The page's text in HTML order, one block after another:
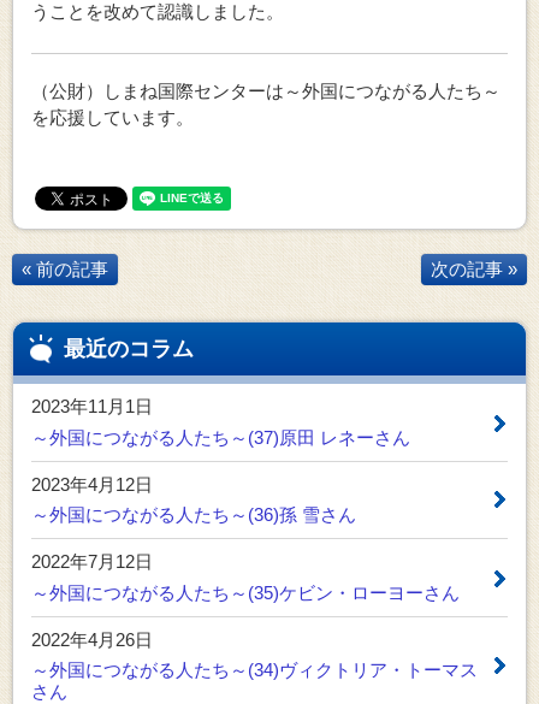
うことを改めて認識しました。
（公財）しまね国際センターは～外国につながる人たち～
を応援しています。
« 前の記事 次の記事 »
最近のコラム
2023年11月1日
～外国につながる人たち～(37)原田 レネーさん
2023年4月12日
～外国につながる人たち～(36)孫 雪さん
2022年7月12日
～外国につながる人たち～(35)ケビン・ローヨーさん
2022年4月26日
～外国につながる人たち～(34)ヴィクトリア・トーマス
さん